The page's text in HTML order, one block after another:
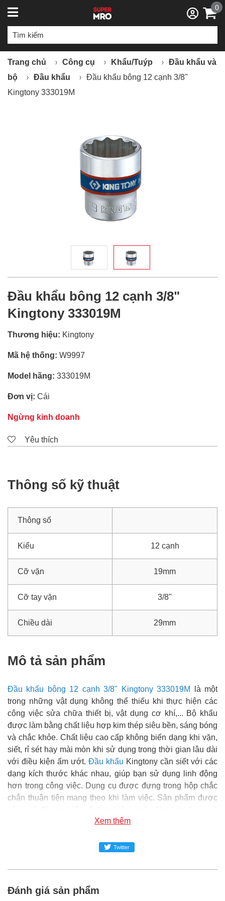
0
Trang chủ Công cụ Khẩu/Tuýp
Đầu khẩu và
bộ
Đầu khẩu
Đầu khẩu bông 12 cạnh 3/8"
Kingtony 333019M
Đầu khẩu bông 12 cạnh 3/8"
Kingtony 333019M
Thương hiệu: Kingtony
Mã hệ thống: W9997
Model hãng: 333019M
Đơn vị: Cái
Ngừng kinh doanh
Yêu thích
Thông số kỹ thuật
Thông số
Kiểu 12 cạnh
Cỡ vặn 19mm
Cỡ tay vặn 3/8"
Chiều dài 29mm
Mô tả sản phẩm
Đầu khẩu bông 12 cạnh 3/8" Kingtony 333019M
là một
trong những vật dụng không thể thiếu khi thực hiện các
công việc sửa chữa thiết bị, vật dụng cơ khí,... Bộ khẩu
được làm bằng chất liệu hợp kim thép siêu bền, sáng bóng
và chắc khỏe. Chất liệu cao cấp không biến dạng khi vặn,
siết, rỉ sét hay mài mòn khi sử dụng trong thời gian lâu dài
với điều kiện ẩm ướt. Đầu khẩu Kingtony cần siết với các
dạng kích thước khác nhau, giúp bạn sử dụng linh động
hơn trong công việc. Dụng cụ được đựng trong hộp chắc
chắn thuận tiện mang theo khi làm việc. Sản phẩm được
tiêu chuẩn kỹ thuật, chất lượng đảm bảo và an toàn trong
phân phối và cung cấp sản phẩm Đầu khẩu
Đại siêu thị Vật tư phụ tùng SUPER-MRO.COM hơn 10
Xem thêm
Twitter
Đánh giá sản phẩm